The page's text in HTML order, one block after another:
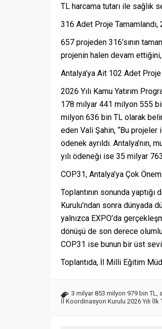
TL harcama tutarı ile sağlık
316 Adet Proje
657 projeden 316’sının
projenin halen devam
Antalya’ya Ait 102 Adet Proje
2026 Yılı Kamu Yatırım
178 milyar 441 milyon 555
milyon 636 bin TL olarak
eden Vali Şahin, “Bu
ödenek ayrıldı.
yılı ödeneği ise 35 milyar
COP31, Antalya’ya Çok
Toplantının sonunda
Kurulu’ndan sonra dünyada
yalnızca EXPO’da
dönüşü de son derece
COP31 ise bunun bir üst
Toplantıda, İl Milli Eğitim
3 milyar 853 milyon 979 bin TL
İl Koordinasyon Kurulu 2026 Yılı İlk